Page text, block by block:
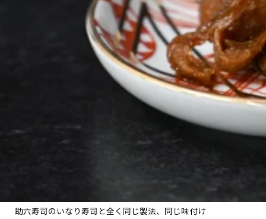
助六寿司のいなり寿司と全く同じ製法、同じ味付け